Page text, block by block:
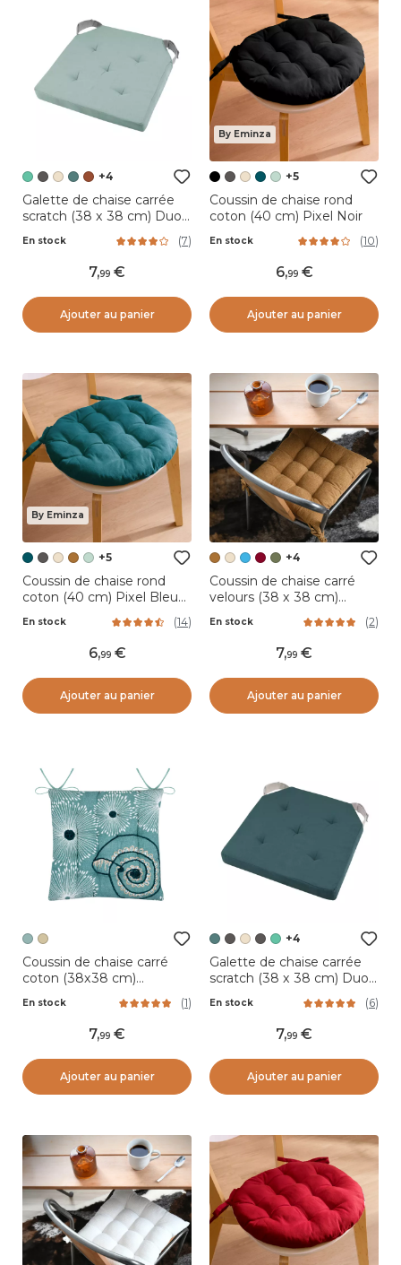
+4
Galette de chaise carrée
scratch (38 x 38 cm) Duo
En stock (7)
7,99
Ajouter au panier
By Eminza
+5
Coussin de chaise rond
coton (40 cm) Pixel Noir
En stock (10)
6,99
Ajouter au panier
By Eminza
+5
Coussin de chaise rond
coton (40 cm) Pixel Bleu
En stock (14)
6,99
Ajouter au panier
+4
Coussin de chaise carré
velours (38 x 38 cm)
En stock (2)
7,99
Ajouter au panier
Coussin de chaise carré
coton (38x38 cm)
En stock (1)
7,99
Ajouter au panier
+4
Galette de chaise carrée
scratch (38 x 38 cm) Duo
En stock (6)
7,99
Ajouter au panier